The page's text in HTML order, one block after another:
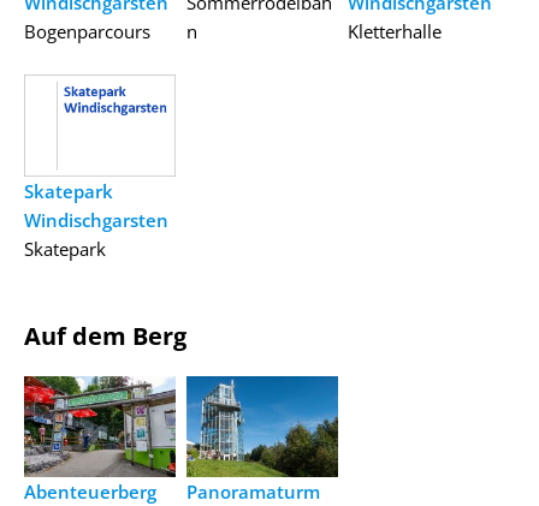
Bogenparcours
Skatepark
Windischgarsten
Skatepark
n
Kletterhalle
Auf dem Berg
Abenteuerberg
Panoramaturm